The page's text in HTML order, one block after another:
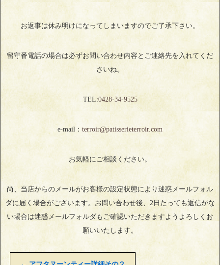
お返事は休み明けになってしまいますのでご了承下さい。
留守番電話の場合は必ずお問い合わせ内容とご連絡先を入れてくだ
さいね。
TEL:0428‐34‐9525
e-mail： terroir@patisserieterroir.com
お気軽にご相談ください。
尚、当店からのメールがお客様の設定状態により迷惑メールフォル
ダに届く場合がございます。お問い合わせ後、2日たっても返信がな
い場合は迷惑メールフォルダもご確認いただきますようよろしくお
願いいたします。